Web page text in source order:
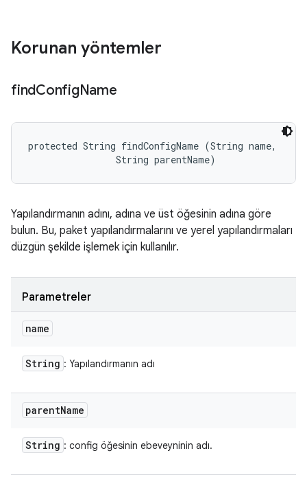
Korunan yöntemler
findConfigName
protected String findConfigName (String name,
                String parentName)
Yapılandırmanın adını, adına ve üst öğesinin adına göre
bulun. Bu, paket yapılandırmalarını ve yerel yapılandırmaları
düzgün şekilde işlemek için kullanılır.
Parametreler
name
String : Yapılandırmanın adı
parentName
String : config öğesinin ebeveyninin adı.